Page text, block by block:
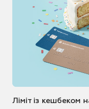
Ліміт із кешбеком